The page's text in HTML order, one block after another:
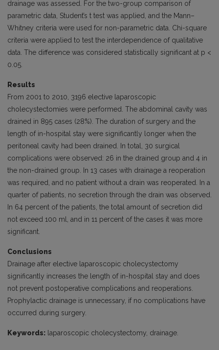
drainage was assessed. For the two-group comparison of
parametric data, Student’s t test was applied, and the Mann–
Whitney criteria were used for non-parametric data. Chi-square
criteria were applied to test the interdependence of qualitative
data. The difference was considered statistically significant at p <
0.05.
Results
From 2001 to 2010, 3196 elective laparoscopic
cholecystectomies were performed. The abdominal cavity was
drained in 895 cases (28%). The duration of surgery and the
length of in-hospital stay were significantly longer when the
peritoneal cavity had been drained. In total, 30 surgical
complications were observed: 26 in the drained group and 4 in
the non-drained group. In 13 cases with drainage a reoperation
was required, and no patient without a drain was reoperated. In a
quarter of patients, no secretion through the drain was observed.
In 64 percent of the patients, the total amount of secretion did
not exceed 100 ml, and in 11 percent of the cases it was more
significant.
Conclusions
Drainage after elective laparoscopic cholecystectomy
significantly increases the length of in-hospital stay and does
not prevent postoperative complications and reoperations.
Prophylactic drainage is unnecessary, if no complications have
occurred during surgery.
Keywords: laparoscopic cholecystectomy, drainage.